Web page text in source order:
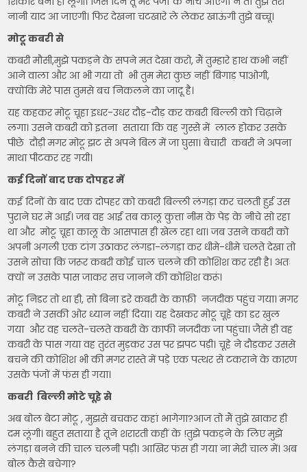
नानी याद आ जाएगी। फिर देखना चटखारे ले लेकर खाऊंगी तुझे बच्चू।
मोटू कबरी से
कबरी मौसी,मुझे पकड़ने के सपने मत देखा करो, मैं तुम्हारे हाथ कभी नहीं
आने वाला और आ भी गया तो भी तुम मेरा कुछ नहीं बिगाड़ पाओगी,
क्योंकि मेरे पास तुमसे बच निकलने का जादू है।
यह कहकर मोटू चूहा इधर-उधर दौड़-दौड़ कर कबरी बिल्ली को चिढ़ाने
लगा। उसने कबरी को इतना सताया कि वह गुस्से में लाल होकर उसके
पीछे दौड़ी मगर मोटू झट से अपने बिल में जा घुसा। बेचारी कबरी ने अपना
माथा पीटकर रह गयी।
कई दिनों बाद एक दोपहर में
कई दिनों के बाद एक दोपहर को कबरी बिल्ली लंगड़ा कर चलती हुई उस
पुराने घर में आई। जब वह आई तब कालू कुत्ता नीम के पेड़ के नीचे सो रहा
था और मोटू चूहा कालू के आसपास ही खेल रहा था। जब उसने कबरी को
अपनी अगली एक टांग उठाकर लंगडा-लंगड़ा कर धीमे-धीमे चलते देखा तो
उसने सोचा कि जरूर कबरी कोई चाल चलने की कोशिश कर रही है। अतः
क्यों न उसके पास जाकर सच जानने की कोशिश करूं।
मोटू निडर तो था ही, सो बिना डरे कबरी के काफ़ी नजदीक पहुंच गया। मगर
कबरी ने उसकी ओर ध्यान नहीं दिया। यह देखकर मोटू चूहे का डर खुल
गया और वह चलते-चलते कबरी के काफी नजदीक जा पहुंचा। जैसे ही वह
कबरी के पास गया वह तुरंत मुड़कर उस पर झपट पड़ी। चूहे ने दौड़कर उससे
बचने की कोशिश भी की मगर रास्ते में पड़े एक पत्थर से टकराने के कारण
उसके पंजों में फंस ही गया।
कबरी बिल्ली मोटे चूहे से
अब बोल बेटा मोटू , मुझसे बचकर कहां भागेगा?आज तो मैं तुझे खाकर ही
दम लूंगी। बहुत सताया है तूने शरारती कहीं के !तुझे पकड़ने के लिए मुझे
लंगड़ा बनने की चाल चलनी पड़ी। आखिर फंस ही गया ना मेरी चाल में। अब
बोल कैसे बचेगा?